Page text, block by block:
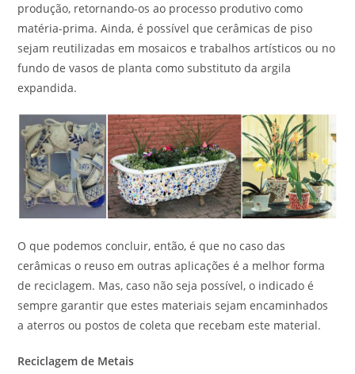
produção, retornando-os ao processo produtivo como
matéria-prima. Ainda, é possível que cerâmicas de piso
sejam reutilizadas em mosaicos e trabalhos artísticos ou no
fundo de vasos de planta como substituto da argila
expandida.
O que podemos concluir, então, é que no caso das
cerâmicas o reuso em outras aplicações é a melhor forma
de reciclagem. Mas, caso não seja possível, o indicado é
sempre garantir que estes materiais sejam encaminhados
a aterros ou postos de coleta que recebam este material.
Reciclagem de Metais